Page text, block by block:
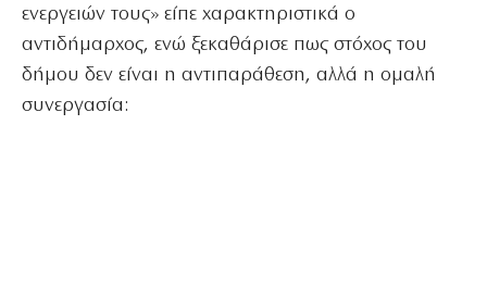
ενεργειών τους» είπε χαρακτηριστικά ο
αντιδήμαρχος, ενώ ξεκαθάρισε πως στόχος του
δήμου δεν είναι η αντιπαράθεση, αλλά η ομαλή
συνεργασία: